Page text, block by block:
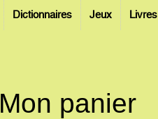
Dictionnaires Jeux Livres
Mon panier